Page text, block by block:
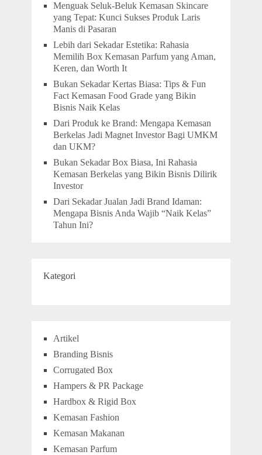
Menguak Seluk-Beluk Kemasan Skincare
yang Tepat: Kunci Sukses Produk Laris
Manis di Pasaran
Lebih dari Sekadar Estetika: Rahasia
Memilih Box Kemasan Parfum yang Aman,
Keren, dan Worth It
Bukan Sekadar Kertas Biasa: Tips & Fun
Fact Kemasan Food Grade yang Bikin
Bisnis Naik Kelas
Dari Produk ke Brand: Mengapa Kemasan
Berkelas Jadi Magnet Investor Bagi UMKM
dan UKM?
Bukan Sekadar Box Biasa, Ini Rahasia
Kemasan Berkelas yang Bikin Bisnis Dilirik
Investor
Dari Sekadar Jualan Jadi Brand Idaman:
Mengapa Bisnis Anda Wajib “Naik Kelas”
Tahun Ini?
Kategori
Artikel
Branding Bisnis
Corrugated Box
Hampers & PR Package
Hardbox & Rigid Box
Kemasan Fashion
Kemasan Makanan
Kemasan Parfum